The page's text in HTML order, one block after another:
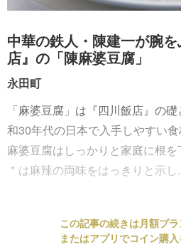
中華の鉄人・陳建一が腕
店』の「陳麻婆豆腐」
永田町
「麻婆豆腐」は『四川飯店』の
和30年代の日本で入手しやすい
麻婆豆腐はしっかりと家庭に根
＂は麻辣の両味をはっきりと示し
この記事の続きは月額プラ
またはアプリでコイン購